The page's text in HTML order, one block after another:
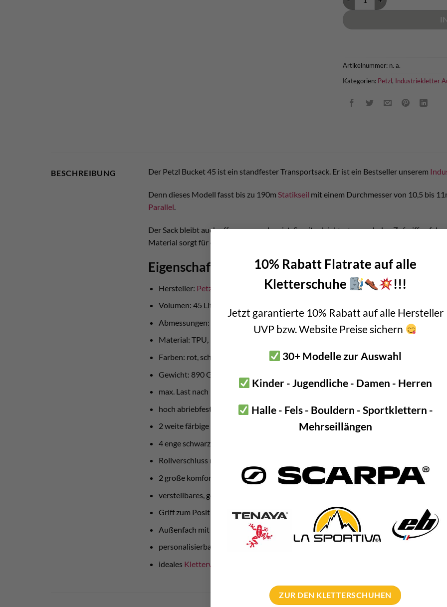
10% Rabatt Flatrate auf alle
Kletterschuhe
!!!
Jetzt garantierte 10% Rabatt auf alle Hersteller
UVP bzw. Website Preise sichern
30+ Modelle zur Auswahl
Kinder - Jugendliche - Damen - Herren
Halle - Fels - Bouldern - Sportklettern -
Mehrseillängen
ZUR DEN KLETTERSCHUHEN
Artikelnummer: n. a.
Kategorien: Petzl, Industriekletter
BESCHREIBUNG Der Petzl Bucket 45 ist ein standfester Transportsack. Er ist ein Bestseller unserem
Denn dieses Modell fasst bis zu 190m Statikseil mit einem Durchmesser von 10,5 bis
Parallel.
Der Sack bleibt auch offen wenn er leer ist. Somit erleichtert er euch den Zufgriff auf
Material sorgt für eine lange Lebensdauer.
Eigenschaften Petzl Bucket 45 Transportsack
Hersteller: Petzl
Volumen: 45 Liter bzw. bis zu 190m Statikseil bis 11mm
Abmessungen: 47cm hoch x 35cm Durchmesser innen
Material: TPU, Polyamid, Polyester, Polypropylen
Farben: rot, schwarz, gelb
Gewicht: 890 Gramm
max. Last nach EN ISO 21898:2006: 50kg
hoch abriebfest und wasserdicht
2 weite färbige Schlaufen für Seilenden im Inneren
4 enge schwarze Schlaufen für Werkzeug oder
Rollverschluss mit Steckschnalle
2 große komfortable Henkel zum Tragen bzw. Einhängen Karabiner(Heben)
verstellbares, gepolstertes Tragesystem
Griff zum Positionieren am Arbeitsplatz
Außenfach mit RV
personalisierbares ID Feld außen
ideales Kletterwand Zubehör